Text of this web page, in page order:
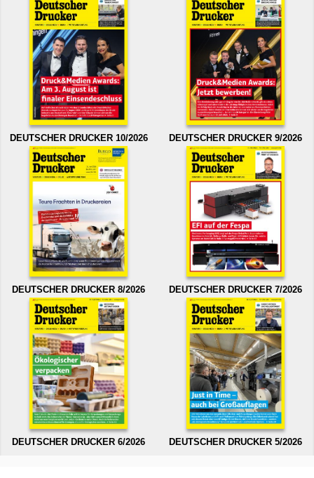
DEUTSCHER DRUCKER 10/2026 DEUTSCHER DRUCKER 9/2026
DEUTSCHER DRUCKER 8/2026 DEUTSCHER DRUCKER 7/2026
DEUTSCHER DRUCKER 6/2026 DEUTSCHER DRUCKER 5/2026